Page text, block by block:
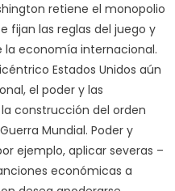
retiene el monopolio
fijan las reglas del juego y
economía internacional.
Estados Unidos aún
el poder y las
construcción del orden
Mundial. Poder y
ejemplo, aplicar severas –
económicas a